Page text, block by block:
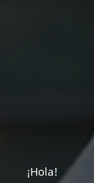
¡Hola!